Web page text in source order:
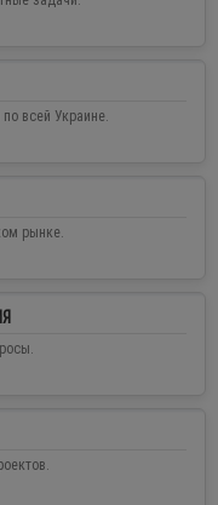
всей Украине.
рынке.